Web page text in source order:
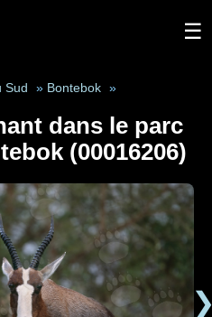
☰
Sud » Bontebok »
dans le parc
(00016206)